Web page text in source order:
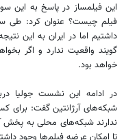
این فیلمساز در پاسخ به این
فیلم چیست؟ عنوان کرد: طی
داشتیم اما در ایران به این
گویند واقعیت ندارد و اگر
خواهد بود.
در ادامه این نشست جولیا
شبکه‌های آرژانتین گفت: برای
ندارند شبکه‌های محلی به پخش